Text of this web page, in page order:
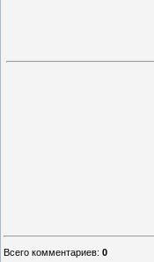
Всего комментариев: 0